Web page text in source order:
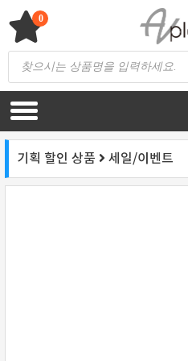
content
AV 플라자
하이파이 / 홈씨어터 전문 쇼핑몰
Products
search
0
기획 할인 상품 세일/이벤트